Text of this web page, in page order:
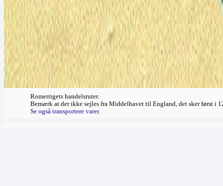
Romerrigets handelsruter.
Bemærk at der ikke sejles fra Middelhavet til England, det sker først i
Se også transportere varer.